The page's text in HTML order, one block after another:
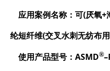
应用案例名称：可(厌氧+
纶短纤维(交叉水刺无纺布
使用产品型号： ASMD®